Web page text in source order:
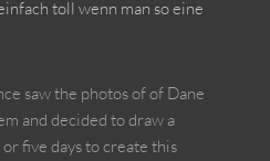
toll wenn man so eine
saw the photos of of Dane
and decided to draw a
five days to create this